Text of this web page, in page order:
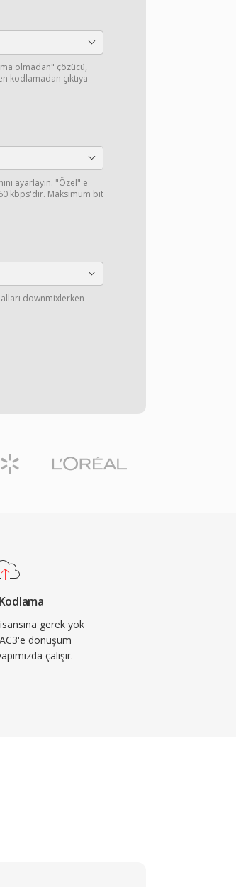
olmadan" çözücü,
kodlamadan çıktıya
ayarlayın. "Özel" e
kbps'dir. Maksimum bit
downmixlerken
gerek yok
dönüşüm
çalışır.